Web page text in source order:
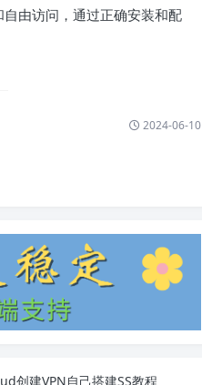
由访问，通过正确安装和配
2024-06-10
创建VPN自己搭建SS教程